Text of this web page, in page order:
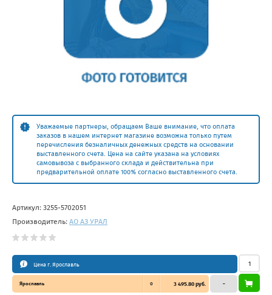
Уважаемые партнеры, обращаем Ваше внимание, что оплата
заказов в нашем интернет магазине возможна только путем
перечисления безналичных денежных средств на основании
выставленного счета. Цена на сайте указана на условиях
самовывоза с выбранного склада и действительна при
предварительной оплате 100% согласно выставленного счета.
Артикул: 3255-5702051
Производитель: АО АЗ УРАЛ
Цена г. Ярославль
Ярославль 0 3 495.80 руб. –